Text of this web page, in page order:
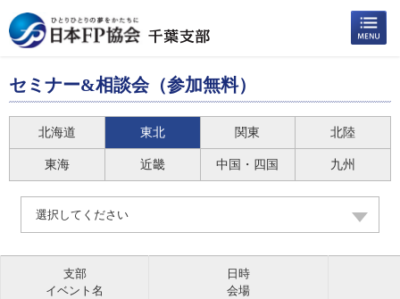
セミナー&相談会（参加無料）
北海道 東北 関東 北陸
東海 近畿 中国・四国 九州
選択してください
支部
イベント名
日時
会場